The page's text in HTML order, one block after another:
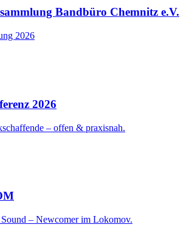
Bandbüro Chemnitz e.V.
2026
2026
– offen & praxisnah.
– Newcomer im Lokomov.